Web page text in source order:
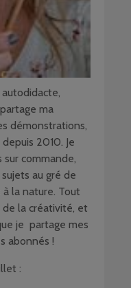
ma
démonstrations,
2010. Je
commande,
sujets au gré de
la nature. Tout
de la créativité, et
je partage mes
abonnés !
: